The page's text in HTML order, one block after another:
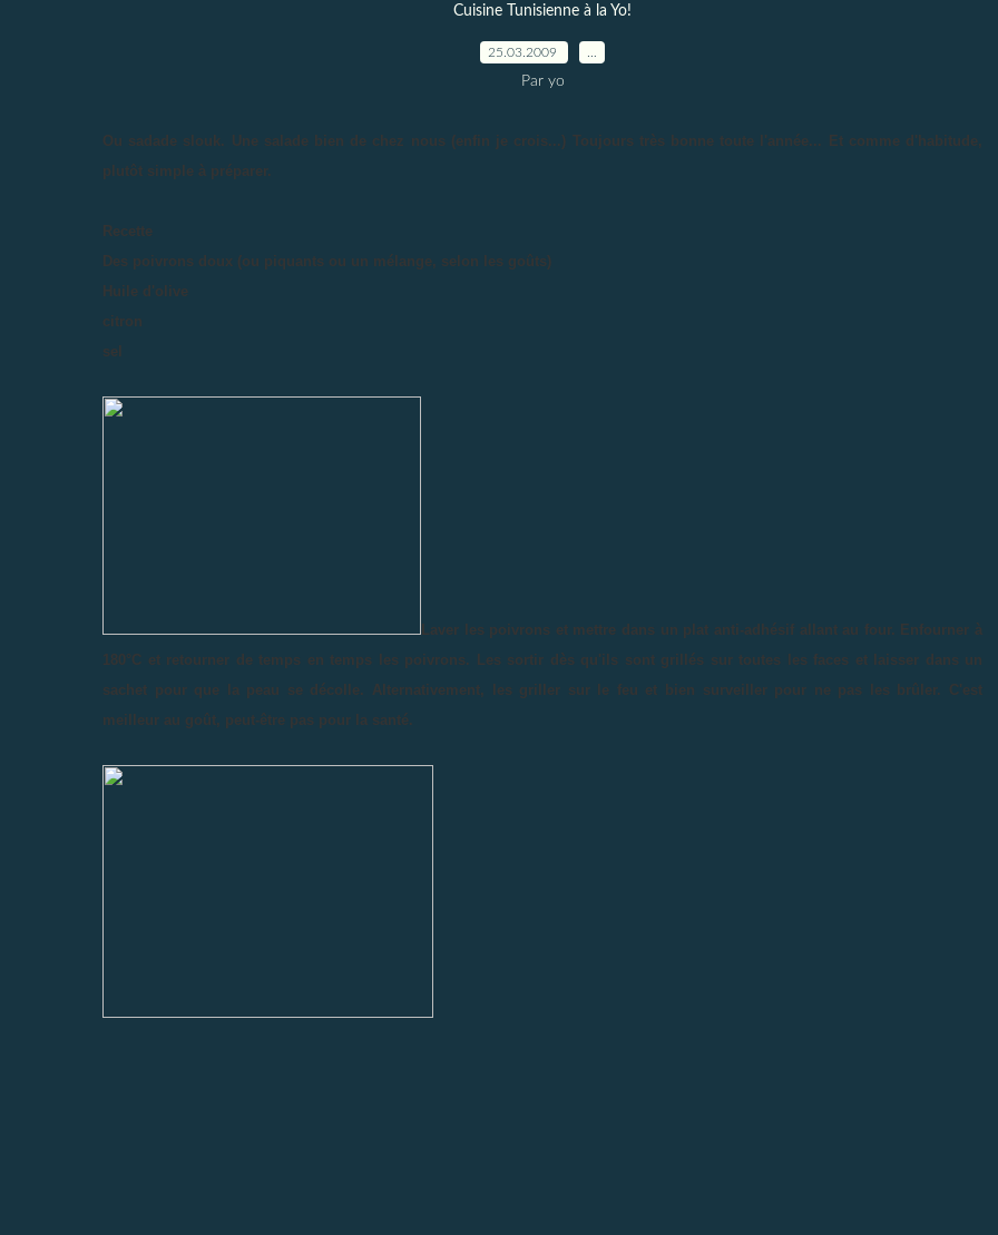
Cuisine Tunisienne à la Yo!
25.03.2009
Par yo
Ou sadade slouk. Une salade bien de chez nous (enfin je crois...) Toujours très bonne toute l'année... Et comme d'habitude,
plutôt simple à préparer.
Recette
Des poivrons doux (ou piquants ou un mélange, selon les goûts)
Huile d'olive
citron
sel
Laver les poivrons et mettre dans un plat anti-adhésif allant au four. Enfourner à
180°C et retourner de temps en temps les poivrons. Les sortir dès qu'ils sont grillés sur toutes les faces et laisser dans un
sachet pour que la peau se décolle. Alternativement, les griller sur le feu et bien surveiller pour ne pas les brûler. C'est
meilleur au goût, peut-être pas pour la santé.